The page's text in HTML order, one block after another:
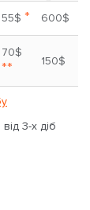
55$ *
600$
70$
** 150$
3-х діб